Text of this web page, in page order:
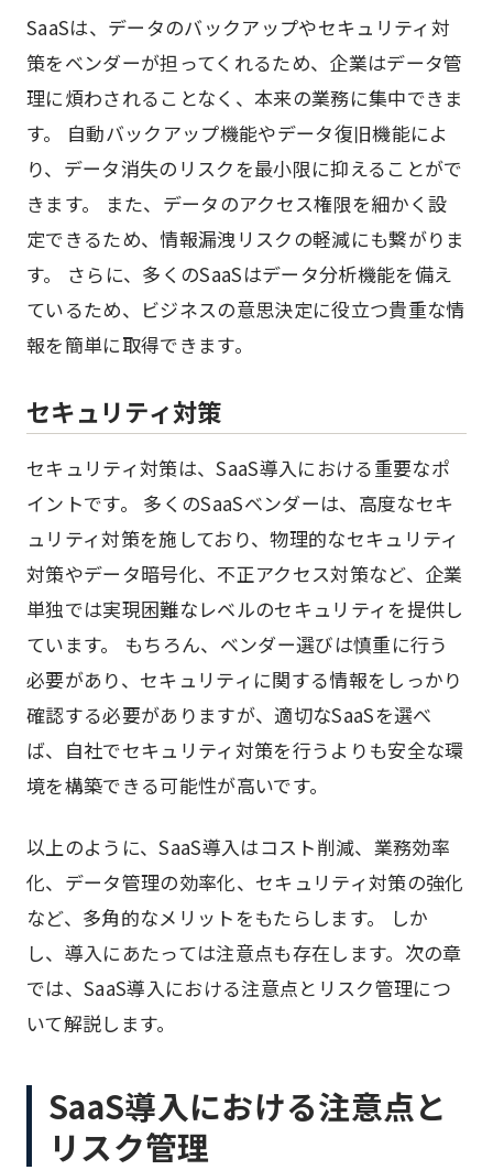
SaaSは、データのバックアップやセキュリティ対
策をベンダーが担ってくれるため、企業はデータ管
理に煩わされることなく、本来の業務に集中できま
す。 自動バックアップ機能やデータ復旧機能によ
り、データ消失のリスクを最小限に抑えることがで
きます。 また、データのアクセス権限を細かく設
定できるため、情報漏洩リスクの軽減にも繋がりま
す。 さらに、多くのSaaSはデータ分析機能を備え
ているため、ビジネスの意思決定に役立つ貴重な情
報を簡単に取得できます。
セキュリティ対策
セキュリティ対策は、SaaS導入における重要なポ
イントです。 多くのSaaSベンダーは、高度なセキ
ュリティ対策を施しており、物理的なセキュリティ
対策やデータ暗号化、不正アクセス対策など、企業
単独では実現困難なレベルのセキュリティを提供し
ています。 もちろん、ベンダー選びは慎重に行う
必要があり、セキュリティに関する情報をしっかり
確認する必要がありますが、適切なSaaSを選べ
ば、自社でセキュリティ対策を行うよりも安全な環
境を構築できる可能性が高いです。
以上のように、SaaS導入はコスト削減、業務効率
化、データ管理の効率化、セキュリティ対策の強化
など、多角的なメリットをもたらします。 しか
し、導入にあたっては注意点も存在します。次の章
では、SaaS導入における注意点とリスク管理につ
いて解説します。
SaaS導入における注意点と
リスク管理